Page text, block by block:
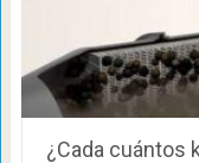
¿Cada cuántos